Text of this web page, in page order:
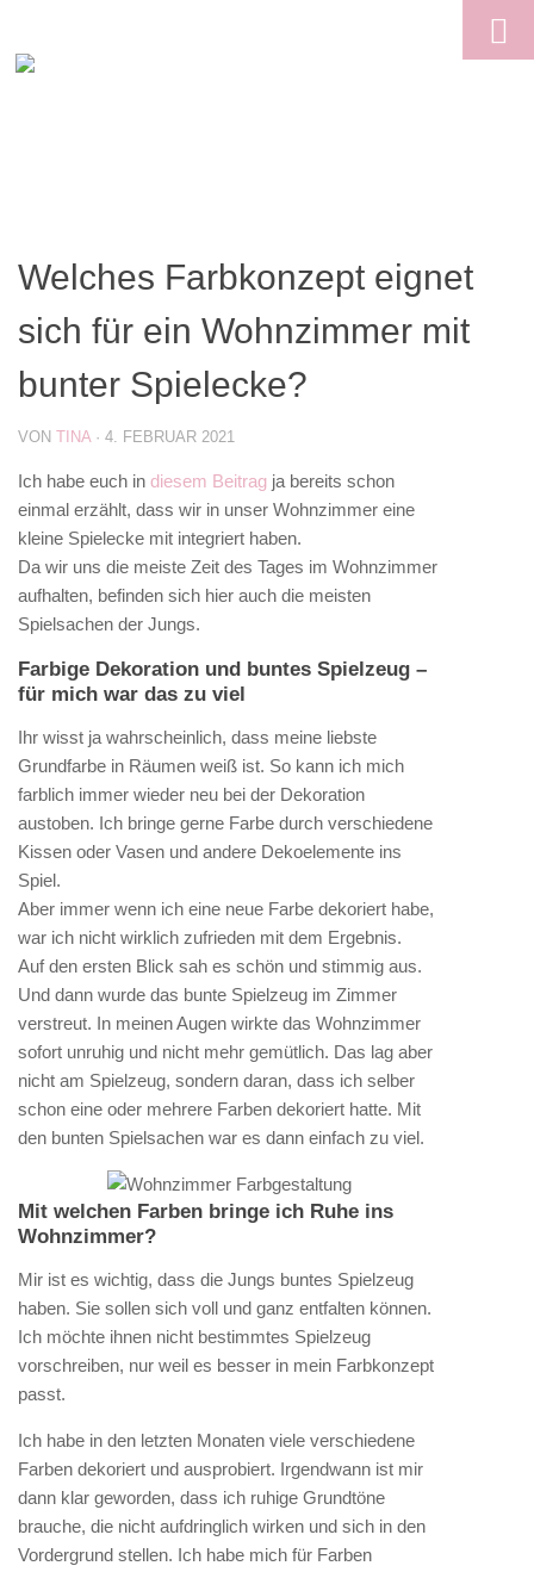
Welches Farbkonzept eignet
sich für ein Wohnzimmer mit
bunter Spielecke?
VON TINA · 4. FEBRUAR 2021
Ich habe euch in diesem Beitrag ja bereits schon
einmal erzählt, dass wir in unser Wohnzimmer eine
kleine Spielecke mit integriert haben.
Da wir uns die meiste Zeit des Tages im Wohnzimmer
aufhalten, befinden sich hier auch die meisten
Spielsachen der Jungs.
Farbige Dekoration und buntes Spielzeug –
für mich war das zu viel
Ihr wisst ja wahrscheinlich, dass meine liebste
Grundfarbe in Räumen weiß ist. So kann ich mich
farblich immer wieder neu bei der Dekoration
austoben. Ich bringe gerne Farbe durch verschiedene
Kissen oder Vasen und andere Dekoelemente ins
Spiel.
Aber immer wenn ich eine neue Farbe dekoriert habe,
war ich nicht wirklich zufrieden mit dem Ergebnis.
Auf den ersten Blick sah es schön und stimmig aus.
Und dann wurde das bunte Spielzeug im Zimmer
verstreut. In meinen Augen wirkte das Wohnzimmer
sofort unruhig und nicht mehr gemütlich. Das lag aber
nicht am Spielzeug, sondern daran, dass ich selber
schon eine oder mehrere Farben dekoriert hatte. Mit
den bunten Spielsachen war es dann einfach zu viel.
Mit welchen Farben bringe ich Ruhe ins
Wohnzimmer?
Mir ist es wichtig, dass die Jungs buntes Spielzeug
haben. Sie sollen sich voll und ganz entfalten können.
Ich möchte ihnen nicht bestimmtes Spielzeug
vorschreiben, nur weil es besser in mein Farbkonzept
passt.
Ich habe in den letzten Monaten viele verschiedene
Farben dekoriert und ausprobiert. Irgendwann ist mir
dann klar geworden, dass ich ruhige Grundtöne
brauche, die nicht aufdringlich wirken und sich in den
Vordergrund stellen. Ich habe mich für Farben